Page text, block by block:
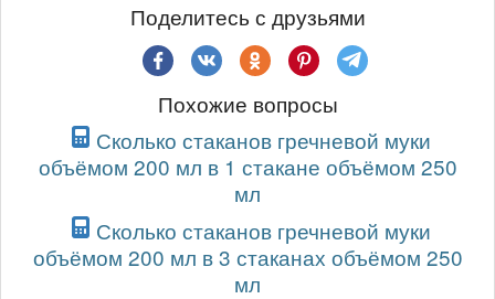
Поделитесь с друзьями
Похожие вопросы
Сколько стаканов гречневой муки
объёмом 200 мл в 1 стакане объёмом 250
мл
Сколько стаканов гречневой муки
объёмом 200 мл в 3 стаканах объёмом 250
мл